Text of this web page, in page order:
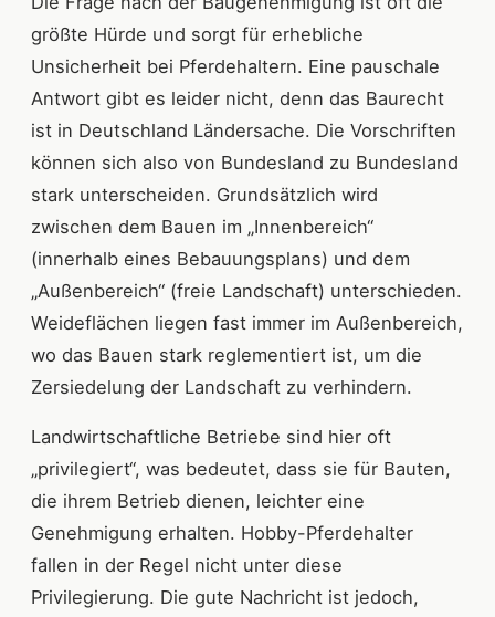
größte Hürde und sorgt für erhebliche
Unsicherheit bei Pferdehaltern. Eine pauschale
Antwort gibt es leider nicht, denn das Baurecht
ist in Deutschland Ländersache. Die Vorschriften
können sich also von Bundesland zu Bundesland
stark unterscheiden. Grundsätzlich wird
zwischen dem Bauen im „Innenbereich“
(innerhalb eines Bebauungsplans) und dem
„Außenbereich“ (freie Landschaft) unterschieden.
Weideflächen liegen fast immer im Außenbereich,
wo das Bauen stark reglementiert ist, um die
Zersiedelung der Landschaft zu verhindern.
Landwirtschaftliche Betriebe sind hier oft
„privilegiert“, was bedeutet, dass sie für Bauten,
die ihrem Betrieb dienen, leichter eine
Genehmigung erhalten. Hobby-Pferdehalter
fallen in der Regel nicht unter diese
Privilegierung. Die gute Nachricht ist jedoch,